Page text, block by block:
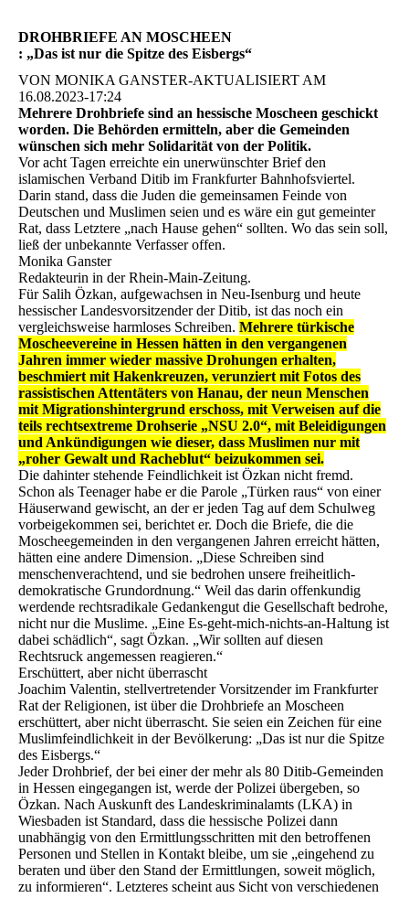
DROHBRIEFE AN MOSCHEEN
: „Das ist nur die Spitze des Eisbergs“
VON MONIKA GANSTER-AKTUALISIERT AM
16.08.2023-17:24
Mehrere Drohbriefe sind an hessische Moscheen geschickt
worden. Die Behörden ermitteln, aber die Gemeinden
wünschen sich mehr Solidarität von der Politik.
Vor acht Tagen erreichte ein unerwünschter Brief den
islamischen Verband Ditib im Frankfurter Bahnhofsviertel.
Darin stand, dass die Juden die gemeinsamen Feinde von
Deutschen und Muslimen seien und es wäre ein gut gemeinter
Rat, dass Letztere „nach Hause gehen“ sollten. Wo das sein soll,
ließ der unbekannte Verfasser offen.
Monika Ganster
Redakteurin in der Rhein-Main-Zeitung.
Für Salih Özkan, aufgewachsen in Neu-Isenburg und heute
hessischer Landesvorsitzender der Ditib, ist das noch ein
vergleichsweise harmloses Schreiben. Mehrere türkische
Moscheevereine in Hessen hätten in den vergangenen
Jahren immer wieder massive Drohungen erhalten,
beschmiert mit Hakenkreuzen, verunziert mit Fotos des
rassistischen Attentäters von Hanau, der neun Menschen
mit Migrationshintergrund erschoss, mit Verweisen auf die
teils rechtsextreme Drohserie „NSU 2.0“, mit Beleidigungen
und Ankündigungen wie dieser, dass Muslimen nur mit
„roher Gewalt und Racheblut“ beizukommen sei.
Die dahinter stehende Feindlichkeit ist Özkan nicht fremd.
Schon als Teenager habe er die Parole „Türken raus“ von einer
Häuserwand gewischt, an der er jeden Tag auf dem Schulweg
vorbeigekommen sei, berichtet er. Doch die Briefe, die die
Moscheegemeinden in den vergangenen Jahren erreicht hätten,
hätten eine andere Dimension. „Diese Schreiben sind
menschenverachtend, und sie bedrohen unsere freiheitlich-
demokratische Grundordnung.“ Weil das darin offenkundig
werdende rechtsradikale Gedankengut die Gesellschaft bedrohe,
nicht nur die Muslime. „Eine Es-geht-mich-nichts-an-Haltung ist
dabei schädlich“, sagt Özkan. „Wir sollten auf diesen
Rechtsruck angemessen reagieren.“
Erschüttert, aber nicht überrascht
Joachim Valentin, stellvertretender Vorsitzender im Frankfurter
Rat der Religionen, ist über die Drohbriefe an Moscheen
erschüttert, aber nicht überrascht. Sie seien ein Zeichen für eine
Muslimfeindlichkeit in der Bevölkerung: „Das ist nur die Spitze
des Eisbergs.“
Jeder Drohbrief, der bei einer der mehr als 80 Ditib-Gemeinden
in Hessen eingegangen ist, werde der Polizei übergeben, so
Özkan. Nach Auskunft des Landeskriminalamts (LKA) in
Wiesbaden ist Standard, dass die hessische Polizei dann
unabhängig von den Ermittlungsschritten mit den betroffenen
Personen und Stellen in Kontakt bleibe, um sie „eingehend zu
beraten und über den Stand der Ermittlungen, soweit möglich,
zu informieren“. Letzteres scheint aus Sicht von verschiedenen